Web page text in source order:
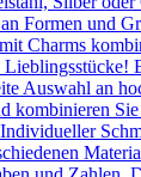
Formen und
Charms
Lieblingsstücke!
Auswahl an
kombinieren
Individueller